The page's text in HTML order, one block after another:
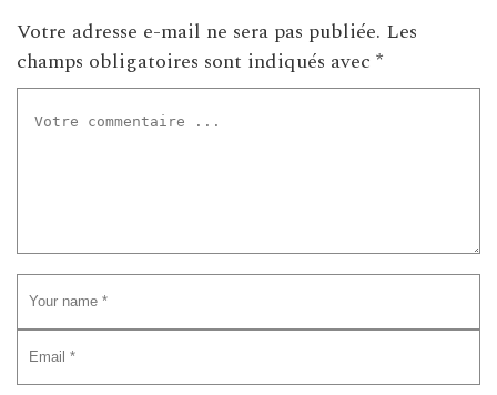
Votre adresse e-mail ne sera pas publiée. Les
champs obligatoires sont indiqués avec *